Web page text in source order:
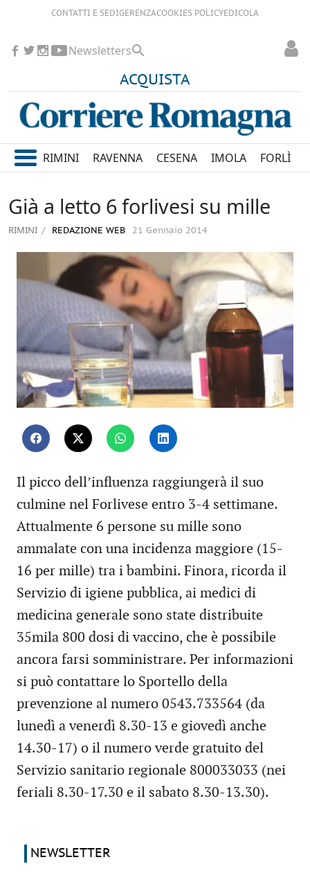
CONTATTI E SEDIGERENZACOOKIES POLICYEDICOLA
ACQUISTA
Newsletters
RIMINI RAVENNA CESENA IMOLA FORLÌ
Già a letto 6 forlivesi su mille
RIMINI REDAZIONE WEB 21 Gennaio 2014
Il picco dell’influenza raggiungerà il suo
culmine nel Forlivese entro 3-4 settimane.
Attualmente 6 persone su mille sono
ammalate con una incidenza maggiore (15-
16 per mille) tra i bambini. Finora, ricorda il
Servizio di igiene pubblica, ai medici di
medicina generale sono state distribuite
35mila 800 dosi di vaccino, che è possibile
ancora farsi somministrare. Per informazioni
si può contattare lo Sportello della
prevenzione al numero 0543.733564 (da
lunedì a venerdì 8.30-13 e giovedì anche
14.30-17) o il numero verde gratuito del
Servizio sanitario regionale 800033033 (nei
feriali 8.30-17.30 e il sabato 8.30-13.30).
NEWSLETTER